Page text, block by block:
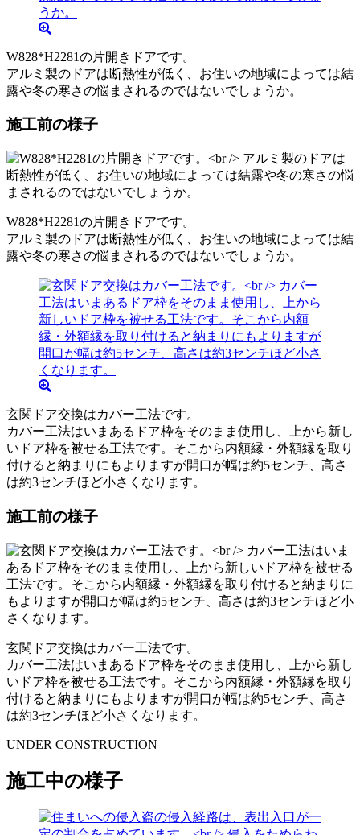
W828*H2281の片開きドアです。
アルミ製のドアは断熱性が低く、お住いの地域によっては結
露や冬の寒さの悩まされるのではないでしょうか。
施工前の様子
W828*H2281の片開きドアです。
アルミ製のドアは断熱性が低く、お住いの地域によっては結
露や冬の寒さの悩まされるのではないでしょうか。
玄関ドア交換はカバー工法です。
カバー工法はいまあるドア枠をそのまま使用し、上から新し
いドア枠を被せる工法です。そこから内額縁・外額縁を取り
付けると納まりにもよりますが開口が幅は約5センチ、高さ
は約3センチほど小さくなります。
施工前の様子
玄関ドア交換はカバー工法です。
カバー工法はいまあるドア枠をそのまま使用し、上から新し
いドア枠を被せる工法です。そこから内額縁・外額縁を取り
付けると納まりにもよりますが開口が幅は約5センチ、高さ
は約3センチほど小さくなります。
UNDER CONSTRUCTION
施工中の様子